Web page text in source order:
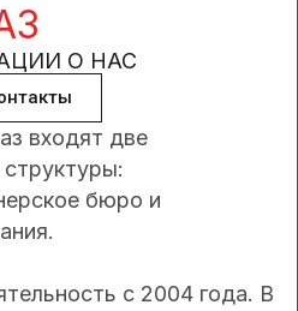
О НАС
входят две
бюро и
с 2004 года. В